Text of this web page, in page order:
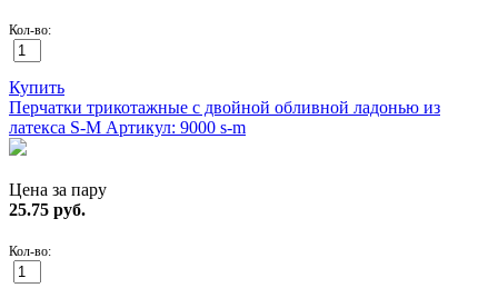
Кол-во:
Купить
Перчатки трикотажные с двойной обливной ладонью из
латекса S-M Артикул: 9000 s-m
Цена за пару
25.75 руб.
Кол-во: